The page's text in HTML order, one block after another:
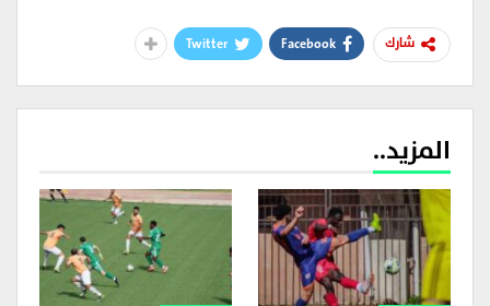
شارك Facebook
Twitter
المزيد..